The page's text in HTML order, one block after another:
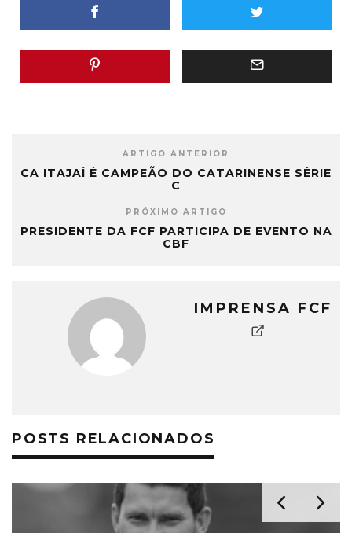
ARTIGO ANTERIOR
CA ITAJAÍ É CAMPEÃO DO CATARINENSE SÉRIE
C
PRÓXIMO ARTIGO
PRESIDENTE DA FCF PARTICIPA DE EVENTO NA
CBF
IMPRENSA FCF
POSTS RELACIONADOS